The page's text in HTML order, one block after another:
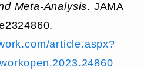
Meta-Analysis. JAMA
article.aspx?